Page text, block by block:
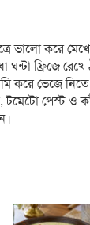
ভালো করে
ফ্রিজে রেখে
করে ভেজে
পেস্ট ও